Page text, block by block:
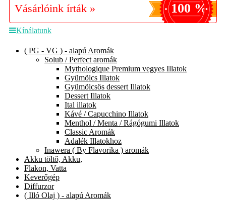
Vásárlóink írták » 100 %
Kínálatunk
( PG - VG ) - alapú Aromák
Solub / Perfect aromák
Mythologique Premium vegyes Illatok
Gyümölcs Illatok
Gyümölcsös dessert Illatok
Dessert Illatok
Ital illatok
Kávé / Capucchino Illatok
Menthol / Menta / Rágógumi Illatok
Classic Aromák
Adalék Illatokhoz
Inawera ( By Flavorika ) aromák
Akku töltő, Akku,
Flakon, Vatta
Keverőgép
Diffurzor
( Illó Olaj ) - alapú Aromák